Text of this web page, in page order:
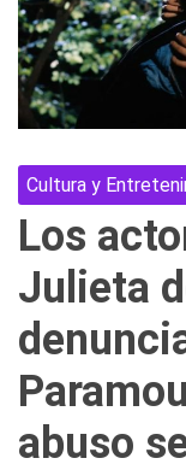
Cultura y
Los
Julieta
abuso